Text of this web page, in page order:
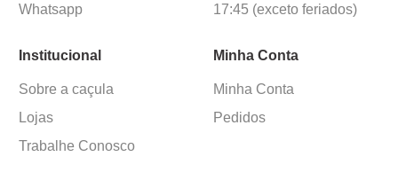
Whatsapp
17:45 (exceto feriados)
Institucional
Sobre a caçula
Lojas
Trabalhe Conosco
Minha Conta
Minha Conta
Pedidos